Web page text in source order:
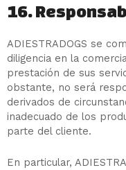
16.
ADIESTRADOGS se
diligencia en la
prestación de sus
obstante, no será
derivados de
inadecuado de los
parte del cliente.
En particular,